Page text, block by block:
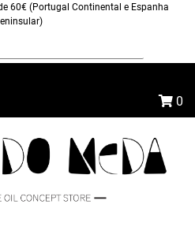
60€ (Portugal Continental e Espanha
0